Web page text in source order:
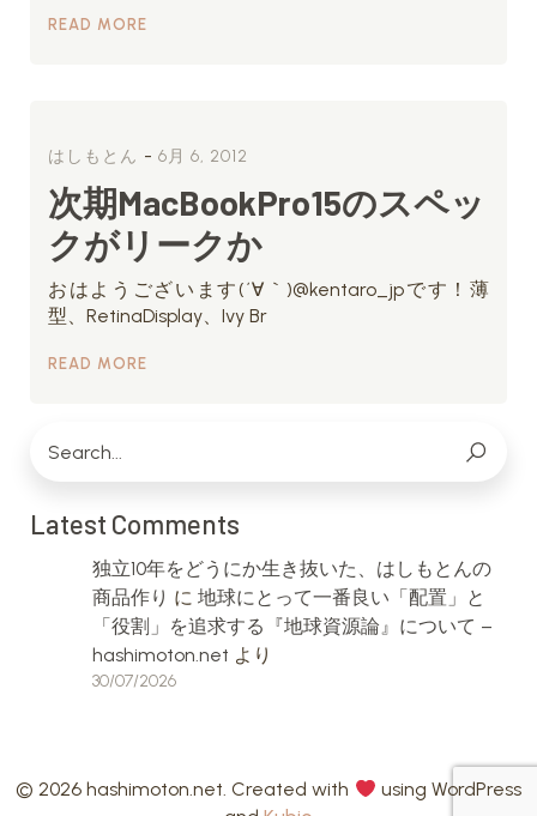
READ MORE
はしもとん - 6月 6, 2012
次期MacBookPro15のスペッ
クがリークか
おはようございます(´∀｀)@kentaro_jpです！薄
型、RetinaDisplay、Ivy Br
READ MORE
Latest Comments
独立10年をどうにか生き抜いた、はしもとんの
商品作り に 地球にとって一番良い「配置」と
「役割」を追求する『地球資源論』について –
hashimoton.net より
30/07/2026
© 2026 hashimoton.net. Created with
using WordPress